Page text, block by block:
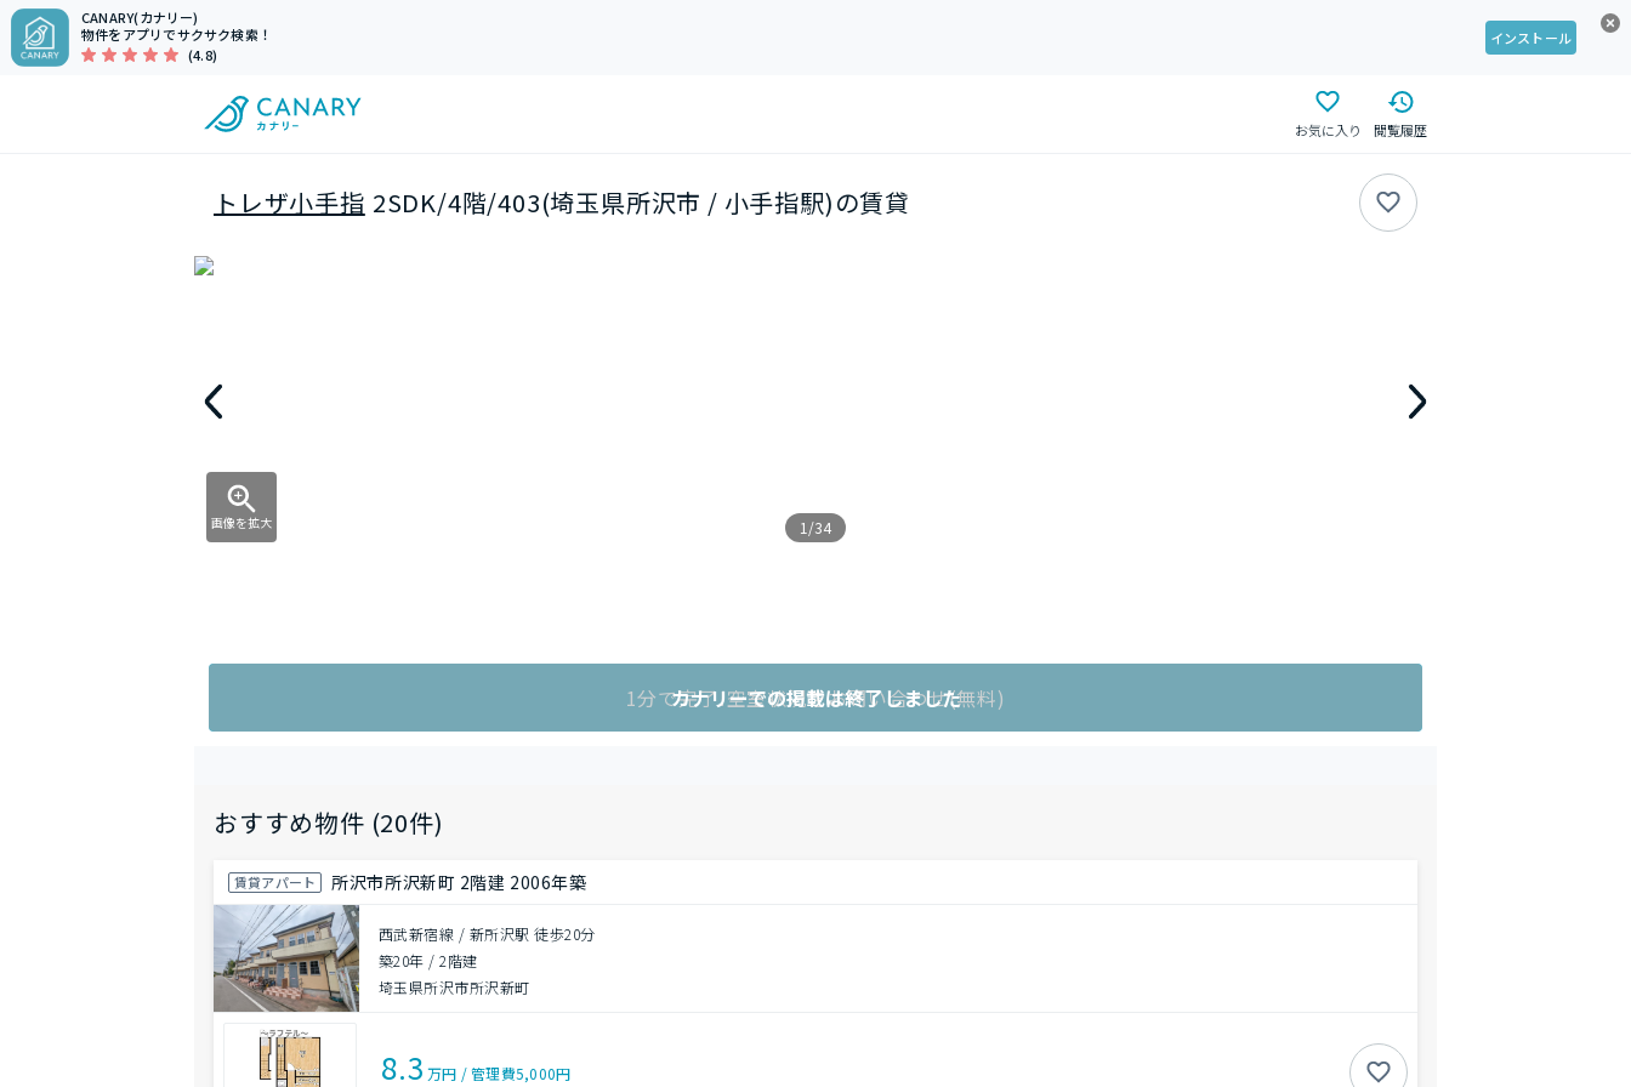
CANARY(カナリー)
物件をアプリでサクサク検索！
(4.8)
インストール
お気に入り 閲覧履歴
トレザ小手指 2SDK/4階/403(埼玉県所沢市 / 小手指駅)の賃貸
画像を拡大 1/34
1分で完了!空室状況をお問い合わせ(無料)
カナリーでの掲載は終了しました
おすすめ物件 (20件)
賃貸アパート 所沢市所沢新町 2階建 2006年築
西武新宿線 / 新所沢駅 徒歩20分
築20年 /2階建
埼玉県所沢市所沢新町
8.3 万円 /管理費5,000円